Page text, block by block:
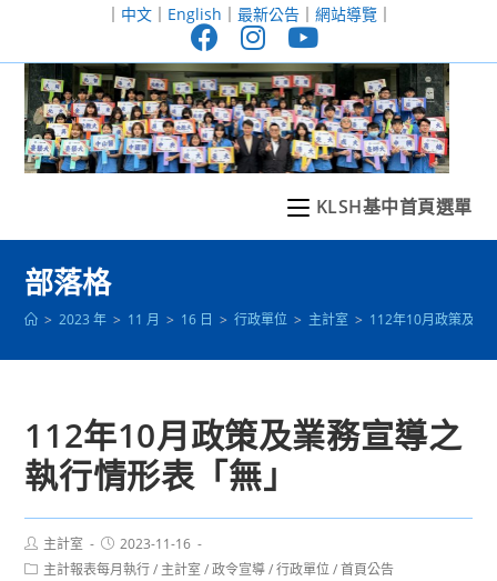
至
｜ 中文｜ English ｜ 最新公告｜ 網站導覽｜
KLSH基中首頁選單
部落格
> 2023 年 > 11 月 > 16 日 > 行政單位 > 主計室 > 112年10月政策及業
112年10月政策及業務宣導之
執行情形表「無」
Post
author:
主計室
Post
published:
2023-11-16
Post主計報表每月執行 / 主計室 / 政令宣導 / 行政單位 / 首頁公告